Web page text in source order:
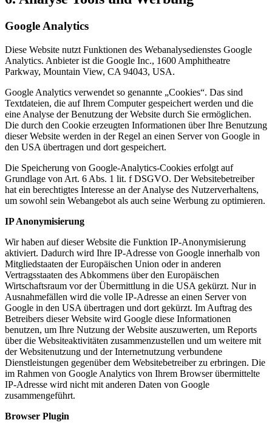
Google Analytics
Diese Website nutzt Funktionen des Webanalysedienstes Google
Analytics. Anbieter ist die Google Inc., 1600 Amphitheatre
Parkway, Mountain View, CA 94043, USA.
Google Analytics verwendet so genannte „Cookies“. Das sind
Textdateien, die auf Ihrem Computer gespeichert werden und die
eine Analyse der Benutzung der Website durch Sie ermöglichen.
Die durch den Cookie erzeugten Informationen über Ihre Benutzung
dieser Website werden in der Regel an einen Server von Google in
den USA übertragen und dort gespeichert.
Die Speicherung von Google-Analytics-Cookies erfolgt auf
Grundlage von Art. 6 Abs. 1 lit. f DSGVO. Der Websitebetreiber
hat ein berechtigtes Interesse an der Analyse des Nutzerverhaltens,
um sowohl sein Webangebot als auch seine Werbung zu optimieren.
IP Anonymisierung
Wir haben auf dieser Website die Funktion IP-Anonymisierung
aktiviert. Dadurch wird Ihre IP-Adresse von Google innerhalb von
Mitgliedstaaten der Europäischen Union oder in anderen
Vertragsstaaten des Abkommens über den Europäischen
Wirtschaftsraum vor der Übermittlung in die USA gekürzt. Nur in
Ausnahmefällen wird die volle IP-Adresse an einen Server von
Google in den USA übertragen und dort gekürzt. Im Auftrag des
Betreibers dieser Website wird Google diese Informationen
benutzen, um Ihre Nutzung der Website auszuwerten, um Reports
über die Websiteaktivitäten zusammenzustellen und um weitere mit
der Websitenutzung und der Internetnutzung verbundene
Dienstleistungen gegenüber dem Websitebetreiber zu erbringen. Die
im Rahmen von Google Analytics von Ihrem Browser übermittelte
IP-Adresse wird nicht mit anderen Daten von Google
zusammengeführt.
Browser Plugin